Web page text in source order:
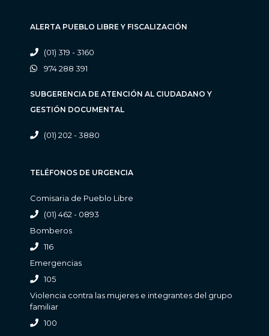
ALERTA PUEBLO LIBRE Y FISCALIZACIÓN
(01) 319 - 3160
974 288 391
SUBGERENCIA DE ATENCIÓN AL CIUDADANO Y
GESTIÓN DOCUMENTAL
(01) 202 - 3880
TELÉFONOS DE URGENCIA
Comisaria de Pueblo Libre
(01) 462 - 0893
Bomberos
116
Emergencias
105
Violencia contra las mujeres e integrantes del grupo
familiar
100